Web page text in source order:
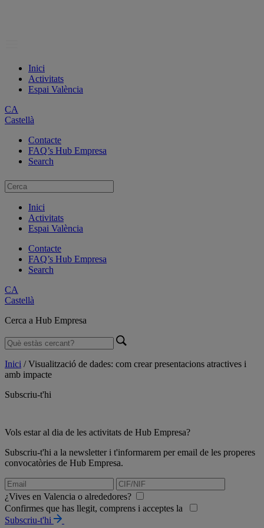
Inici
Activitats
Espai València
CA
Castellà
Contacte
FAQ’s Hub Empresa
Search
Inici
Activitats
Espai València
Contacte
FAQ’s Hub Empresa
Search
CA
Castellà
Cerca a Hub Empresa
Inici /Visualització de dades: com crear presentacions atractives i
amb impacte
Subscriu-t'hi
Vols estar al dia de les activitats de Hub Empresa?
Subscriu-t'hi a la newsletter i t'informarem per email de les properes
convocatòries de Hub Empresa.
¿Vives en Valencia o alrededores?
Confirmes que has llegit, comprens i acceptes la
Subscriu-t'hi